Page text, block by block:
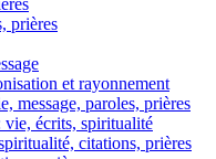
prières
et rayonnement
message, paroles, prières
vie, écrits, spiritualité
citations, prières